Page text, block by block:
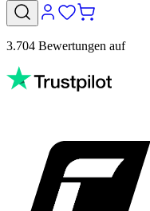
3.704 Bewertungen auf